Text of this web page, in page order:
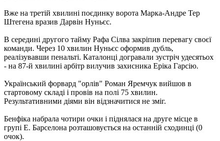
Вже на третій хвилині поєдинку ворота Марка-Андре Тер
Штегена вразив Дарвін Нуньєс.
В середині другого тайму Рафа Сілва закріпив перевагу своєї
команди. Через 10 хвилин Нуньєс оформив дубль,
реалізувавши пенальті. Каталонці догравали зустріч удесятьох
- на 87-й хвилині арбітр вилучив захисника Еріка Гарсію.
Український форвард "орлів" Роман Яремчук вийшов в
стартовому складі і провів на полі 75 хвилин.
Результативними діями він відзначитися не зміг.
Бенфіка набрала чотири очки і піднялася на друге місце в
групі Е. Барселона розташовується на останній сходинці (0
очок).